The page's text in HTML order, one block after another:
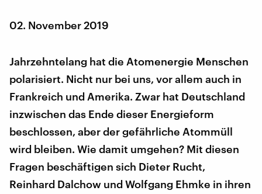
02. November 2019
Jahrzehntelang hat die Atomenergie Menschen
polarisiert. Nicht nur bei uns, vor allem auch in
Frankreich und Amerika. Zwar hat Deutschland
inzwischen das Ende dieser Energieform
beschlossen, aber der gefährliche Atommüll
wird bleiben. Wie damit umgehen? Mit diesen
Fragen beschäftigen sich Dieter Rucht,
Reinhard Dalchow und Wolfgang Ehmke in ihren